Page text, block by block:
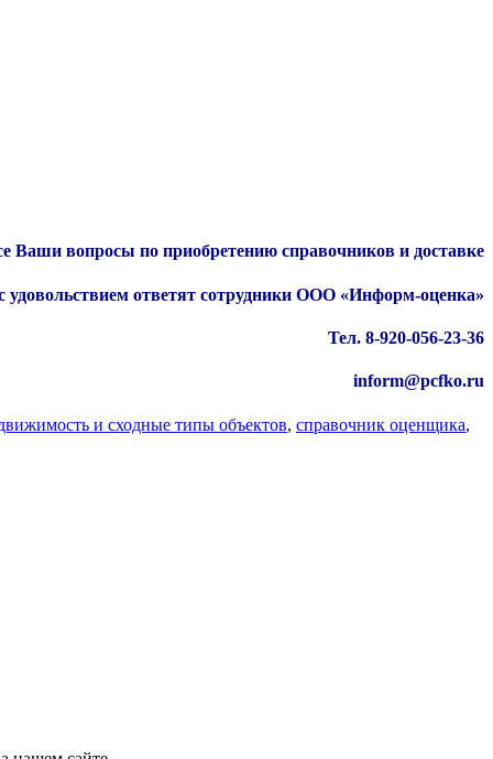
Ваши вопросы по приобретению справочников и доставке
удовольствием ответят сотрудники ООО «Информ-оценка»
Тел. 8-920-056-23-36
inform@pcfko.ru
и сходные типы объектов, справочник оценщика,